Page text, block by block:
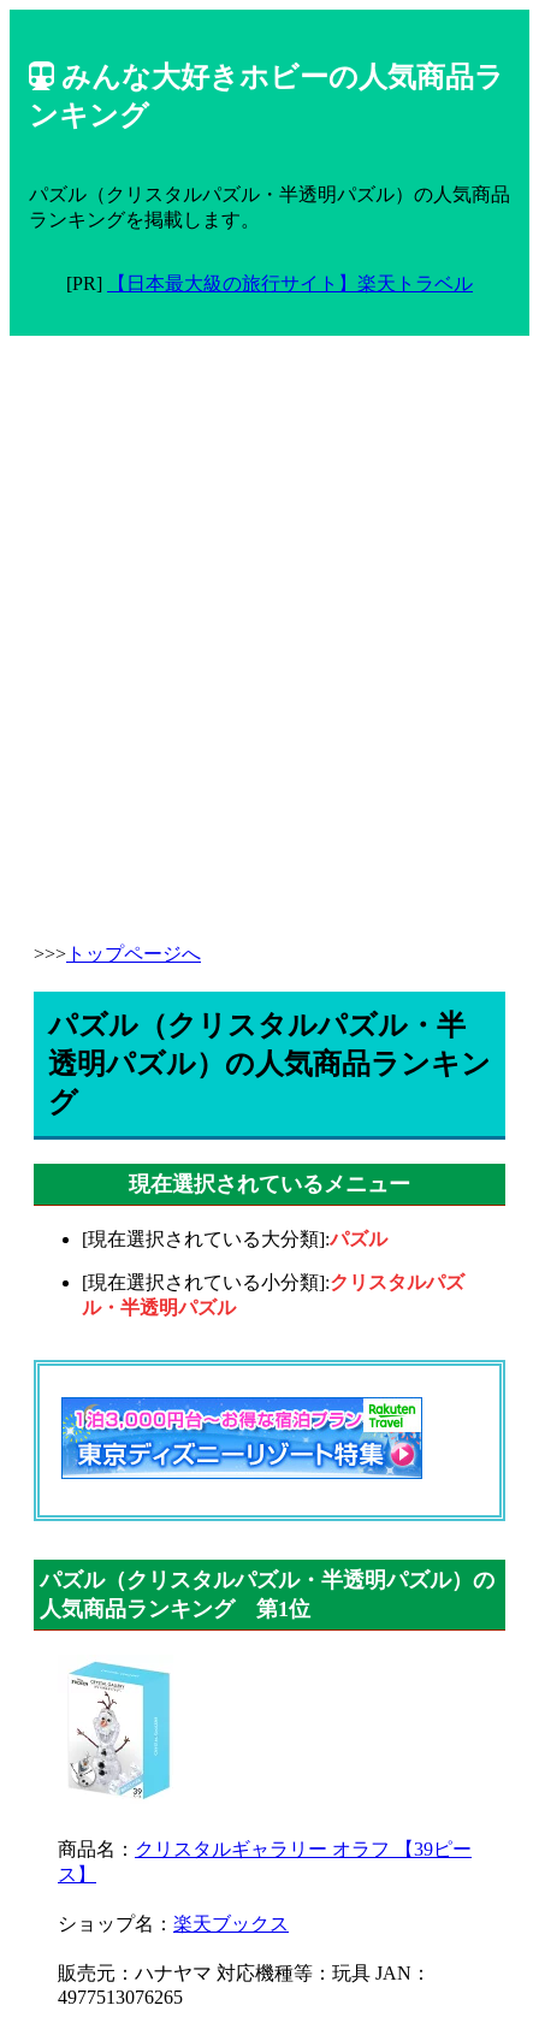
みんな大好きホビーの人気商品ラ
ンキング
パズル（クリスタルパズル・半透明パズル）の人気商品
ランキングを掲載します。
[PR] 【日本最大級の旅行サイト】楽天トラベル
>>> トップページへ
パズル（クリスタルパズル・半
透明パズル）の人気商品ランキン
グ
現在選択されているメニュー
[現在選択されている大分類]:パズル
[現在選択されている小分類]:クリスタルパズ
ル・半透明パズル
パズル（クリスタルパズル・半透明パズル）の
人気商品ランキング 第1位
商品名： クリスタルギャラリー オラフ 【39ピー
ス】
ショップ名： 楽天ブックス
販売元：ハナヤマ 対応機種等：玩具 JAN：
4977513076265